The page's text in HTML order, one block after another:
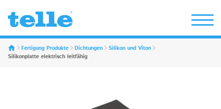
Erwin Telle GmbH
Fertigung Produkte Dichtungen
Silikon und Viton
Silikonplatte elektrisch leitfähig